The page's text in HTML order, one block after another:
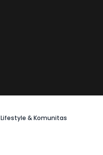
Lifestyle & Komunitas